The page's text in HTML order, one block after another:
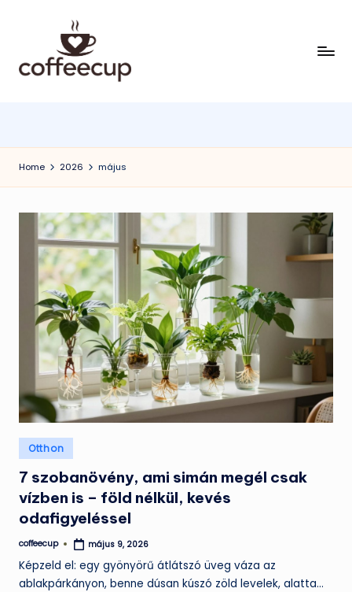
content
Home 2026 május
Posted
in
Otthon
7 szobanövény, ami simán megél csak
vízben is – föld nélkül, kevés
odafigyeléssel
Posted
coffeecup május 9, 2026
Képzeld el: egy gyönyörű átlátszó üveg váza az
ablakpárkányon, benne dúsan kúszó zöld levelek, alatta…